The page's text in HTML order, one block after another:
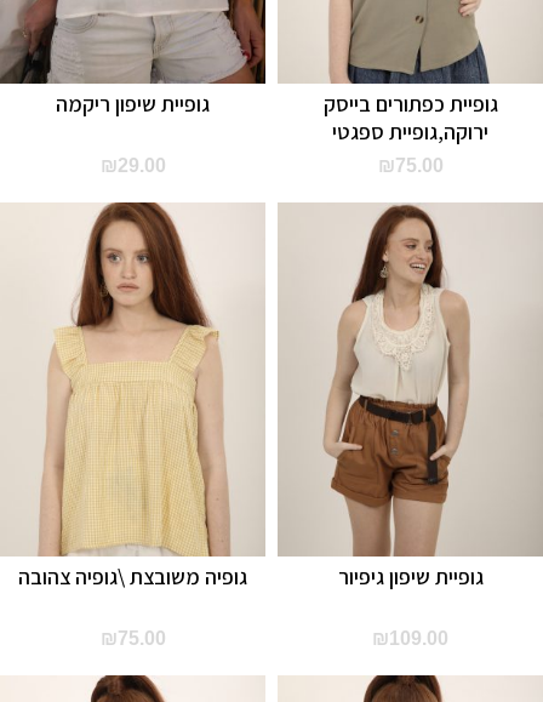
גופיית שיפון ריקמה
₪29.00
גופיית כפתורים בייסק
ירוקה,גופיית ספגטי
₪75.00
גופיה משובצת \גופיה צהובה
₪75.00
גופיית שיפון גיפיור
₪109.00